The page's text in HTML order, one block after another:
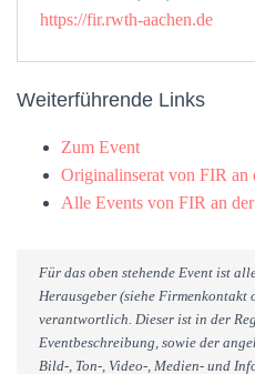
https://fir.rwth-aachen.de
Weiterführende Links
Zum Event
Originalinserat von FIR an
Alle Events von FIR an
Für das oben stehende Event ist
Herausgeber (siehe Firmenkontakt
verantwortlich. Dieser ist in der
Eventbeschreibung, sowie der
Bild-, Ton-, Video-, Medien- und